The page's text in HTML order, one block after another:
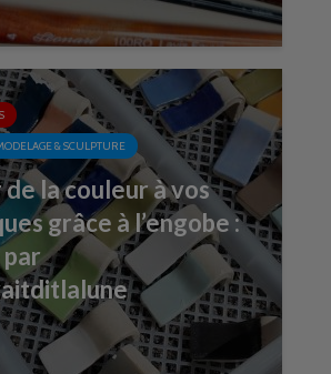
& SCULPTURE
la couleur à vos
grâce à l’engobe :